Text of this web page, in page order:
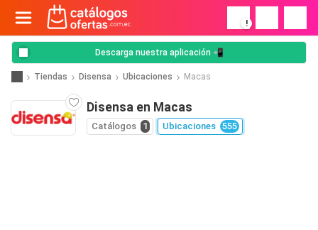
!
Descarga nuestra aplicación 📲
Tiendas Disensa Ubicaciones Macas
Disensa en Macas
Catálogos 1 Ubicaciones 555